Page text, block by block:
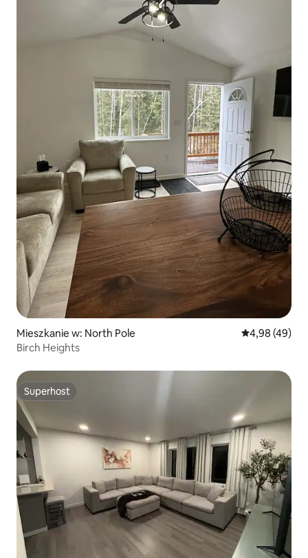
Mieszkanie w: North Pole Średnia
4,98 (49)
Birch Heights
Superhost
Superhost